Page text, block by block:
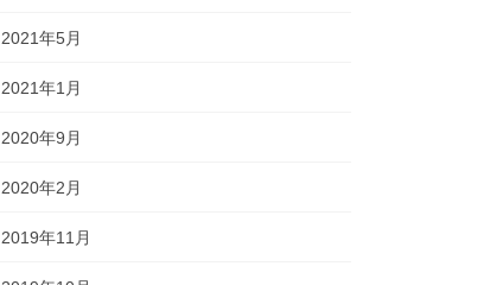
2021年5月
2021年1月
2020年9月
2020年2月
2019年11月